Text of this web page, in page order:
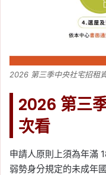
2026 第三季中央社宅招租
2026 第三
次看
申請人原則上須為年滿
弱勢身分規定的未成年